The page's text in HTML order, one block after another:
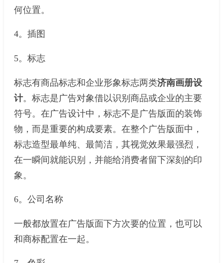
何位置。
4。插图
5。标志
标志有商品标志和企业形象标志两类济南画册设
计。标志是广告对象借以识别商品或企业的主要
符号。在广告设计中，标志不是广告版面的装饰
物，而是重要的构成要素。在整个广告版面中，
标志造型最单纯、最简洁，其视觉效果最强烈，
在一瞬间就能识别，并能给消费者留下深刻的印
象。
6。公司名称
一般都放置在广告版面下方次要的位置，也可以
和商标配置在一起。